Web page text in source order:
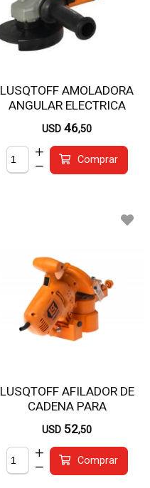
LUSQTOFF AMOLADORA
ANGULAR ELECTRICA
720W L-820
USD 46,50
Comprar
LUSQTOFF AFILADOR DE
CADENA PARA
MOTOSIERRA 11002-B
USD 52,50
Comprar